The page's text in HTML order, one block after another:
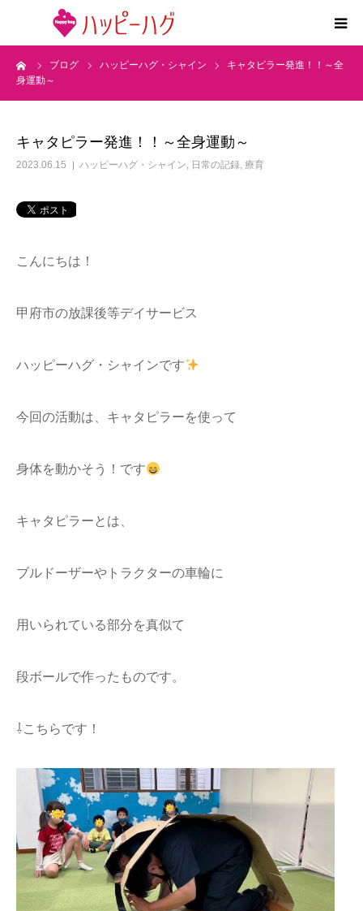
ブログ ハッピーハグ・シャイン
キャタピラー発進！！～全
身運動～
キャタピラー発進！！～全身運動～
2023.06.15 ハッピーハグ・シャイン, 日常の記録, 療育
こんにちは！
甲府市の放課後等デイサービス
ハッピーハグ・シャインです
今回の活動は、キャタピラーを使って
身体を動かそう！です
キャタピラーとは、
ブルドーザーやトラクターの車輪に
用いられている部分を真似て
段ボールで作ったものです。
⇩こちらです！
2つの特徴
活動内容
施設紹介
求人情報